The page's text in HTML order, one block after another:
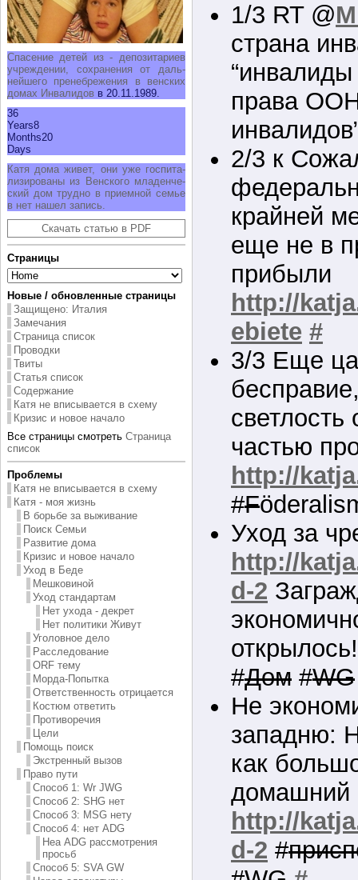
Спа­се­ние де­тей из - де­по­зи­та­ри­ев
учре­жде­нии, со­хра­не­ния от даль­
ней­ше­го пре­не­бре­же­ния в вен­ских
до­мах Ин­ва­ли­дов в 20.11.1989.
36
Years8
Months20
Days
Ка­тя до­ма жи­вет, они уже гос­пи­та­
ли­зи­ро­ва­ны из Вен­ско­го мла­ден­че­
ский дом труд­но в при­ем­ной се­мье
в нет на­шел за­пись.
Скачать статью в PDF
Страницы
Новые / обновленные страницы
Защищено: Италия
Замечания
Страница список
Проводки
Твиты
Статья список
Содержание
Катя не вписывается в схему
Кризис и новое начало
Все страницы смотреть Страница
список
Проблемы
Катя не вписывается в схему
Катя - моя жизнь
В борьбе за выживание
Поиск Семьи
Развитие дома
Кризис и новое начало
Уход в Беде
Мешковиной
Уход стандартам
Нет ухода - декрет
Нет политики Живут
Уголовное дело
Расследование
ORF тему
Морда-Попытка
Ответственность отрицается
Костюм ответить
Противоречия
Цели
Помощь поиск
Экстренный вызов
Право пути
Способ 1: Wr JWG
Способ 2: SHG нет
Способ 3: MSG нету
Способ 4: нет ADG
Неа ADG рассмотрения
просьб
Способ 5: SVA GW
1/3 RT @
страна
права
2/3 к
крайней
еще не в
прибыли
http://
ebiete #
3/3 Еще
частью
http://
#F
Уход за
http://
d-2
#Дом #WG
Не
западню:
как
домашний
http://
d-2 #